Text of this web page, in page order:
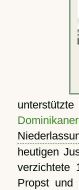
heutigen
verzichtete
Propst